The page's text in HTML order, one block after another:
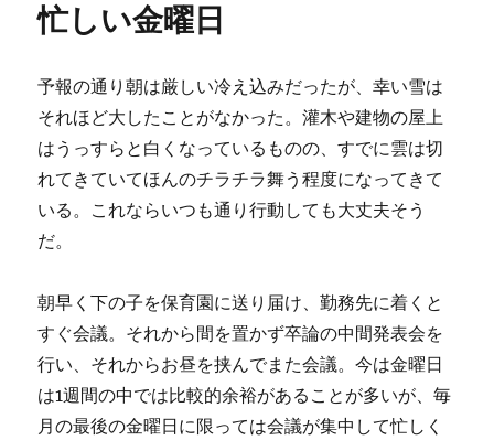
ー
忙しい金曜日
予報の通り朝は厳しい冷え込みだったが、幸い雪は
それほど大したことがなかった。灌木や建物の屋上
はうっすらと白くなっているものの、すでに雲は切
れてきていてほんのチラチラ舞う程度になってきて
いる。これならいつも通り行動しても大丈夫そう
だ。
朝早く下の子を保育園に送り届け、勤務先に着くと
すぐ会議。それから間を置かず卒論の中間発表会を
行い、それからお昼を挟んでまた会議。今は金曜日
は1週間の中では比較的余裕があることが多いが、毎
月の最後の金曜日に限っては会議が集中して忙しく